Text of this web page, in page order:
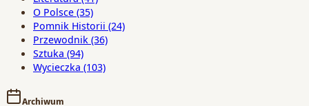
O Polsce (35)
Pomnik Historii (24)
Przewodnik (36)
Sztuka (94)
Wycieczka (103)
Archiwum